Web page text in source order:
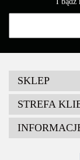
SKLEP
STREFA